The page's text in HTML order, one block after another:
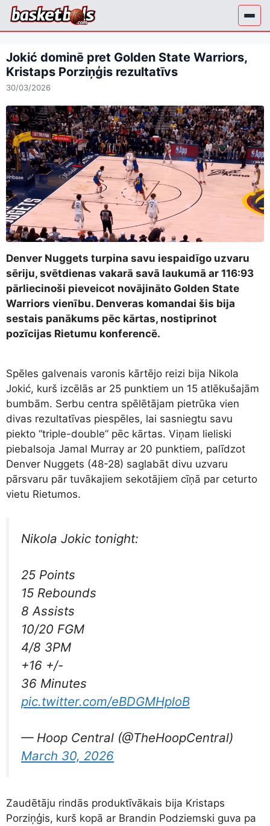
Skip
Jokić dominē pret Golden State Warriors,
Kristaps Porziņģis rezultatīvs
30/03/2026
Denver Nuggets turpina savu iespaidīgo uzvaru
sēriju, svētdienas vakarā savā laukumā ar 116:93
pārliecinoši pieveicot novājināto Golden State
Warriors vienību. Denveras komandai šis bija
sestais panākums pēc kārtas, nostiprinot
pozīcijas Rietumu konferencē.
Spēles galvenais varonis kārtējo reizi bija Nikola
Jokić, kurš izcēlās ar 25 punktiem un 15 atlēkušajām
bumbām. Serbu centra spēlētājam pietrūka vien
divas rezultatīvas piespēles, lai sasniegtu savu
piekto “triple-double” pēc kārtas. Viņam lieliski
piebalsoja Jamal Murray ar 20 punktiem, palīdzot
Denver Nuggets (48-28) saglabāt divu uzvaru
pārsvaru pār tuvākajiem sekotājiem cīņā par ceturto
vietu Rietumos.
Nikola Jokic tonight:
25 Points
15 Rebounds
8 Assists
10/20 FGM
4/8 3PM
+16 +/-
36 Minutes
pic.twitter.com/eBDGMHploB
— Hoop Central (@TheHoopCentral)
March 30, 2026
Zaudētāju rindās produktīvākais bija Kristaps
Porziņģis, kurš kopā ar Brandin Podziemski guva pa